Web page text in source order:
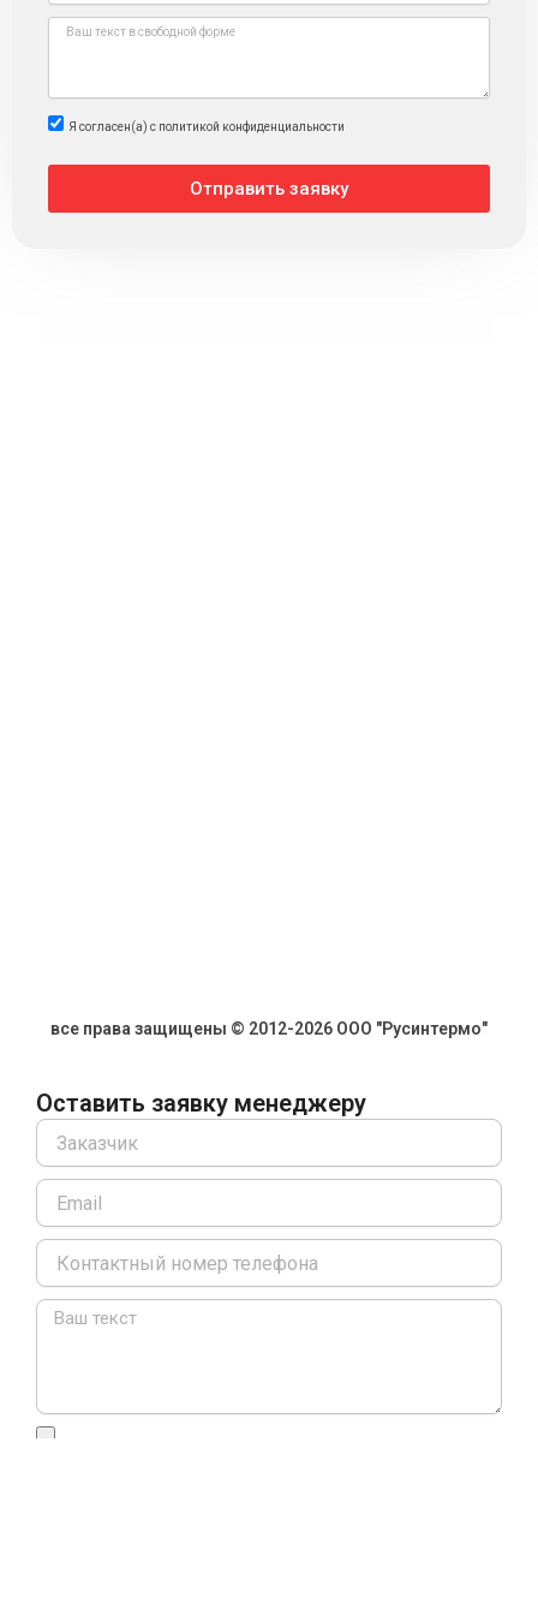
l
л
s
a
e
Я согласен(а) с политикой конфиденциальности
Отправить заявку
все права защищены © 2012-2026 ООО "Русинтермо"
Оставить заявку менеджеру
Name
Email
Message